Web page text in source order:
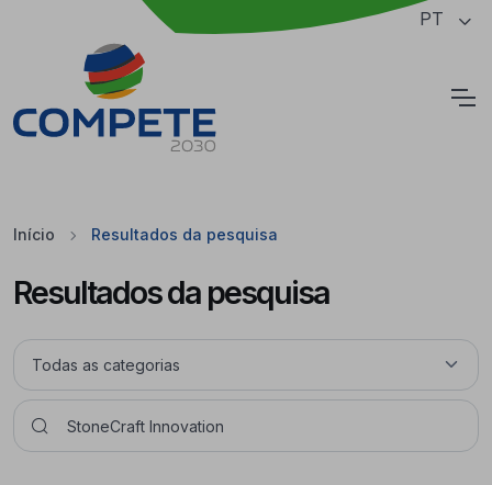
Saltar para o conteúdo principal da página PT
Início Resultados da pesquisa
Resultados da pesquisa